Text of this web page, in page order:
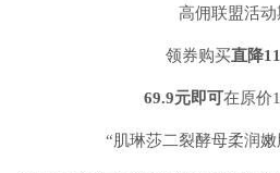
高佣联盟活动
领券购买直降
69.9元即可在原价
“肌琳莎二裂酵母柔润嫩